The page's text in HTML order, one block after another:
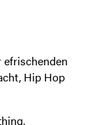
efrischenden
Hip Hop